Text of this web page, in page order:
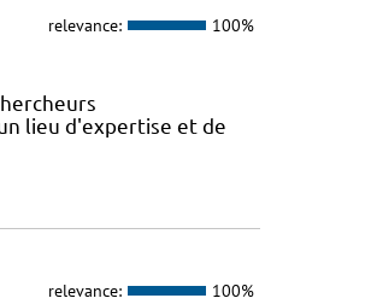
relevance: 100%
lieu d'expertise et de
relevance: 100%